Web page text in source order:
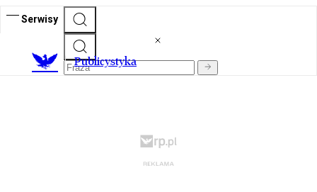
Serwisy
Publicystyka